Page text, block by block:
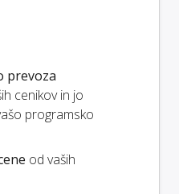
prevoza
cenikov in jo
programsko
od vaših